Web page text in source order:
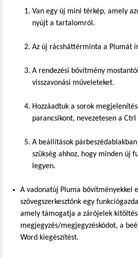
Van egy új mini térkép, amely
nyújt a tartalomról.
Az új rácsháttérminta a Plumát
A rendezési bővítmény
visszavonási műveleteket.
Hozzáadtuk a sorok
parancsikont, nevezetesen a Ctrl
A beállítások
szükség ahhoz, hogy minden új
legyen.
A vadonatúj Pluma bővítményekkel
szövegszerkesztőnk egy
amely támogatja a zárójelek
megjegyzés/megjegyzéskódot, a
Word kiegészítést.